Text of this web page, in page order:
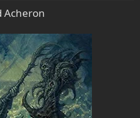
Acheron